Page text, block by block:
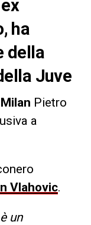
ha
della
Juve
Milan Pietro
a
Vlahovic.
un